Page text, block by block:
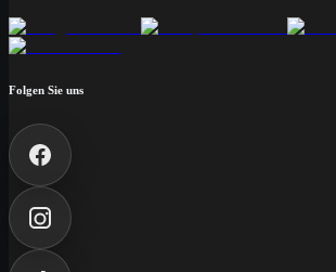
Folgen Sie uns